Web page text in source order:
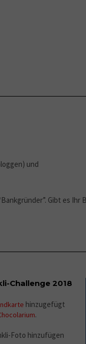
und
Gibt es Ihr
Challenge 2018
hinzugefügt
.
Foto hinzufügen